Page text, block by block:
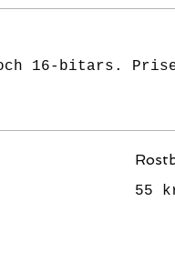
och 16-bitars.
55